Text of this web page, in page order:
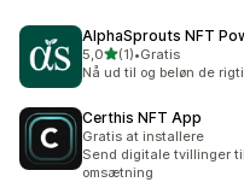
AlphaSprouts NFT
5,0ud af 5 stjerner
(1)
1 anmeldelser i alt
•Gratis
Nå ud til og beløn de
Certhis NFT App
Gratis at installere
Send digitale tvillinger
omsætning